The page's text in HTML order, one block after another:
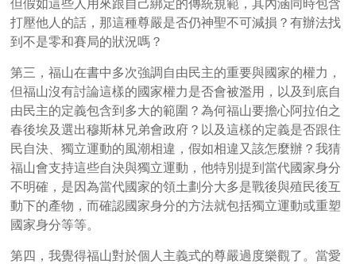
打壓他人的話，那這種尊嚴是否仍神聖不可減損？有辦法找
到不是零和賽局的狀況嗎？
第三，福山在書中多次強調自由民主的重要與國家的權力，
但福山沒有討論這樣的國家權力是否會被濫用，以及到底自
由民主的定義包含到多大的範圍？為何福山要擔心阿拉伯之
春後埃及選出穆斯林兄弟會政府？以及這樣的定義是否跟住
民自決、獨立運動的風潮相違，假如相違又該怎麼辦？我猜
福山會支持這些自決與獨立運動，他特別提到當代國家身分
不明確，是因為當代國家的領土劃分大多是戰後與殖民後互
動下的產物，而確認國家身分的方法就包括獨立運動或重塑
國家身分等等。
第四，我覺得福山對於個人主義式的尊嚴過度樂觀了。當愛